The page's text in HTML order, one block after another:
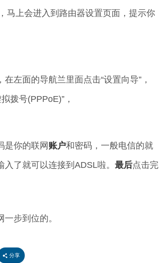
马上会进入到路由器设置页面，提示你
左面的导航兰里面点击“设置向导”，
拨号(PPPoE)”，
是你的联网 账户和密码，一般电信的就
了就可以连接到ADSL啦。 最后点击完
步到位的。
分享